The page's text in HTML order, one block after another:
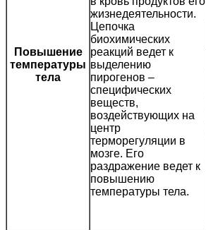
Повышение
температуры
тела
жизнедеятельности.
Цепочка
биохимических
реакций ведет к
выделению
пирогенов –
специфических
веществ,
воздействующих на
центр
терморегуляции в
мозге. Его
раздражение ведет к
повышению
температуры тела.